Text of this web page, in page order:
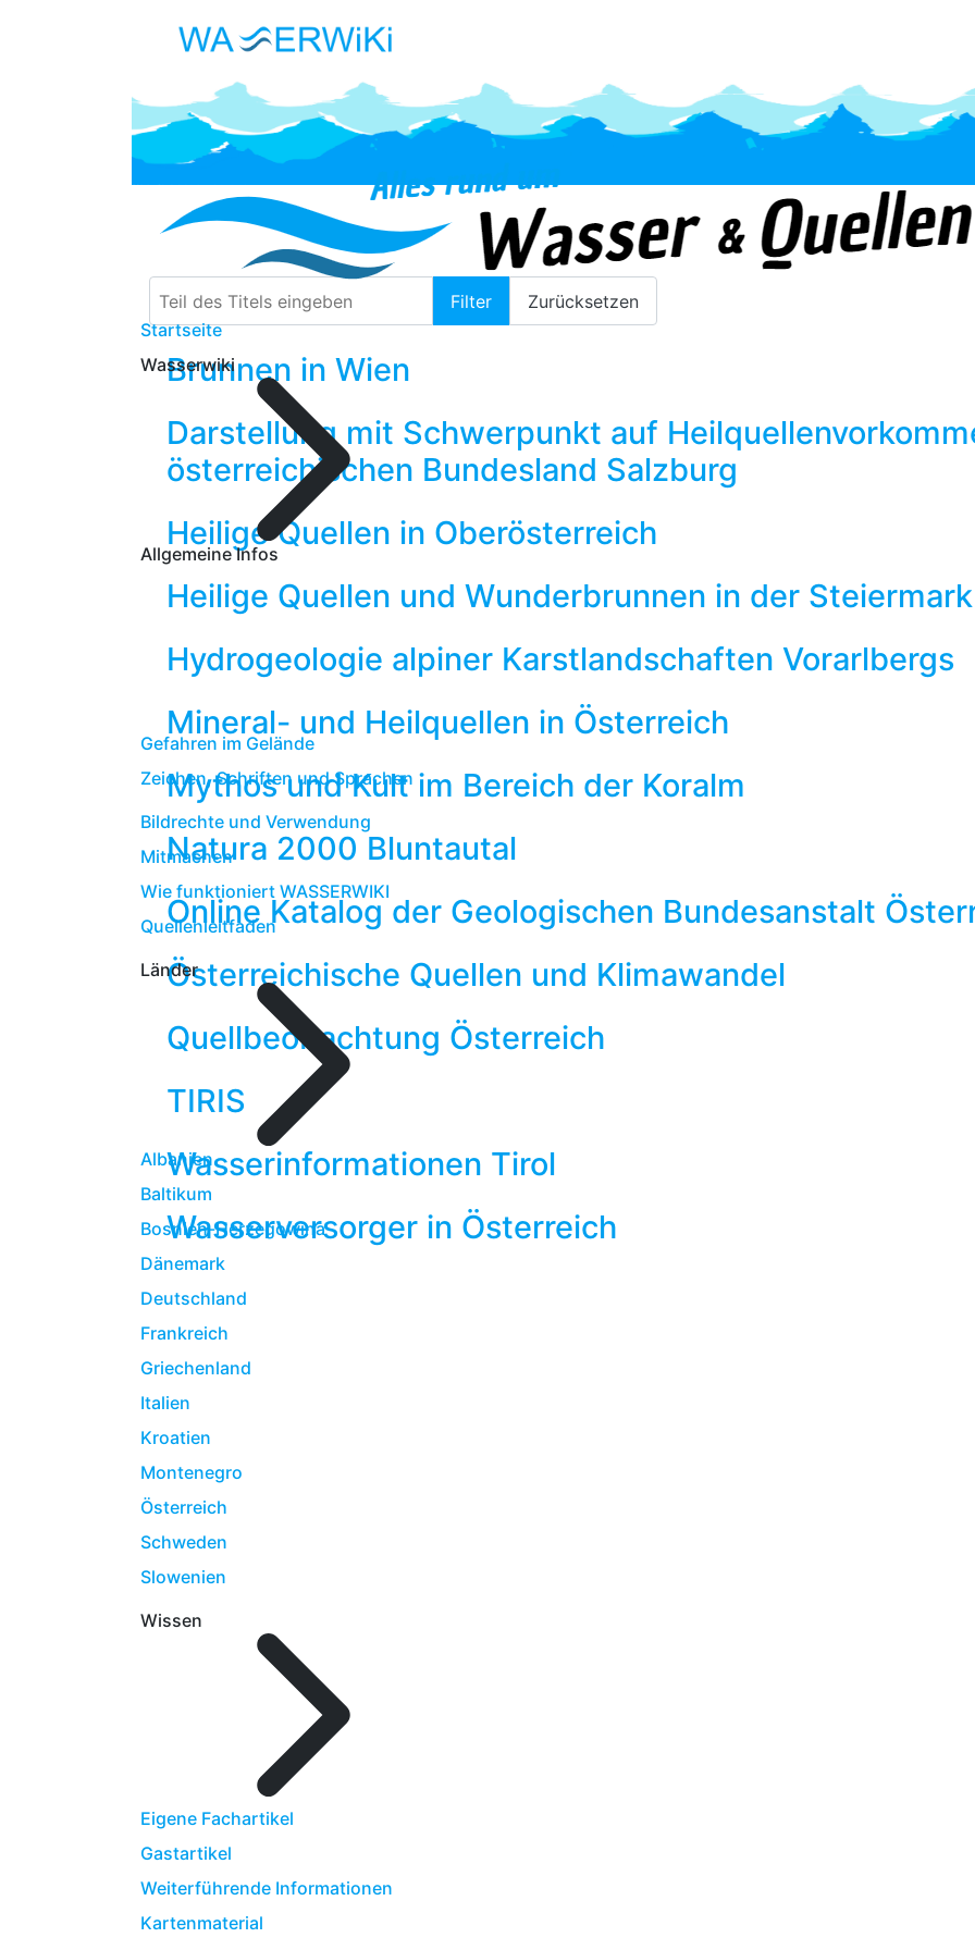
Startseite
Wasserwiki
Allgemeine Infos
Gefahren im Gelände
Zeichen, Schriften und Sprachen
Bildrechte und Verwendung
Mitmachen
Wie funktioniert WASSERWIKI
Quellenleitfaden
Länder
Albanien
Baltikum
Bosnien-Herzegowina
Dänemark
Deutschland
Frankreich
Griechenland
Italien
Kroatien
Montenegro
Österreich
Schweden
Slowenien
Wissen
Eigene Fachartikel
Gastartikel
Weiterführende Informationen
Kartenmaterial
Österreich
Filter Zurücksetzen
Brunnen in Wien
Darstellung mit Schwerpunkt auf
österreichischen Bundesland Salzburg
Heilige Quellen in Oberösterreich
Heilige Quellen und Wunderbrunnen in der Steiermark
Hydrogeologie alpiner Karstlandschaften Vorarlbergs
Mineral- und Heilquellen in Österreich
Mythos und Kult im Bereich der Koralm
Natura 2000 Bluntautal
Online Katalog der Geologischen Bundesanstalt
Österreichische Quellen und Klimawandel
Quellbeobachtung Österreich
TIRIS
Wasserinformationen Tirol
Wasserversorger in Österreich